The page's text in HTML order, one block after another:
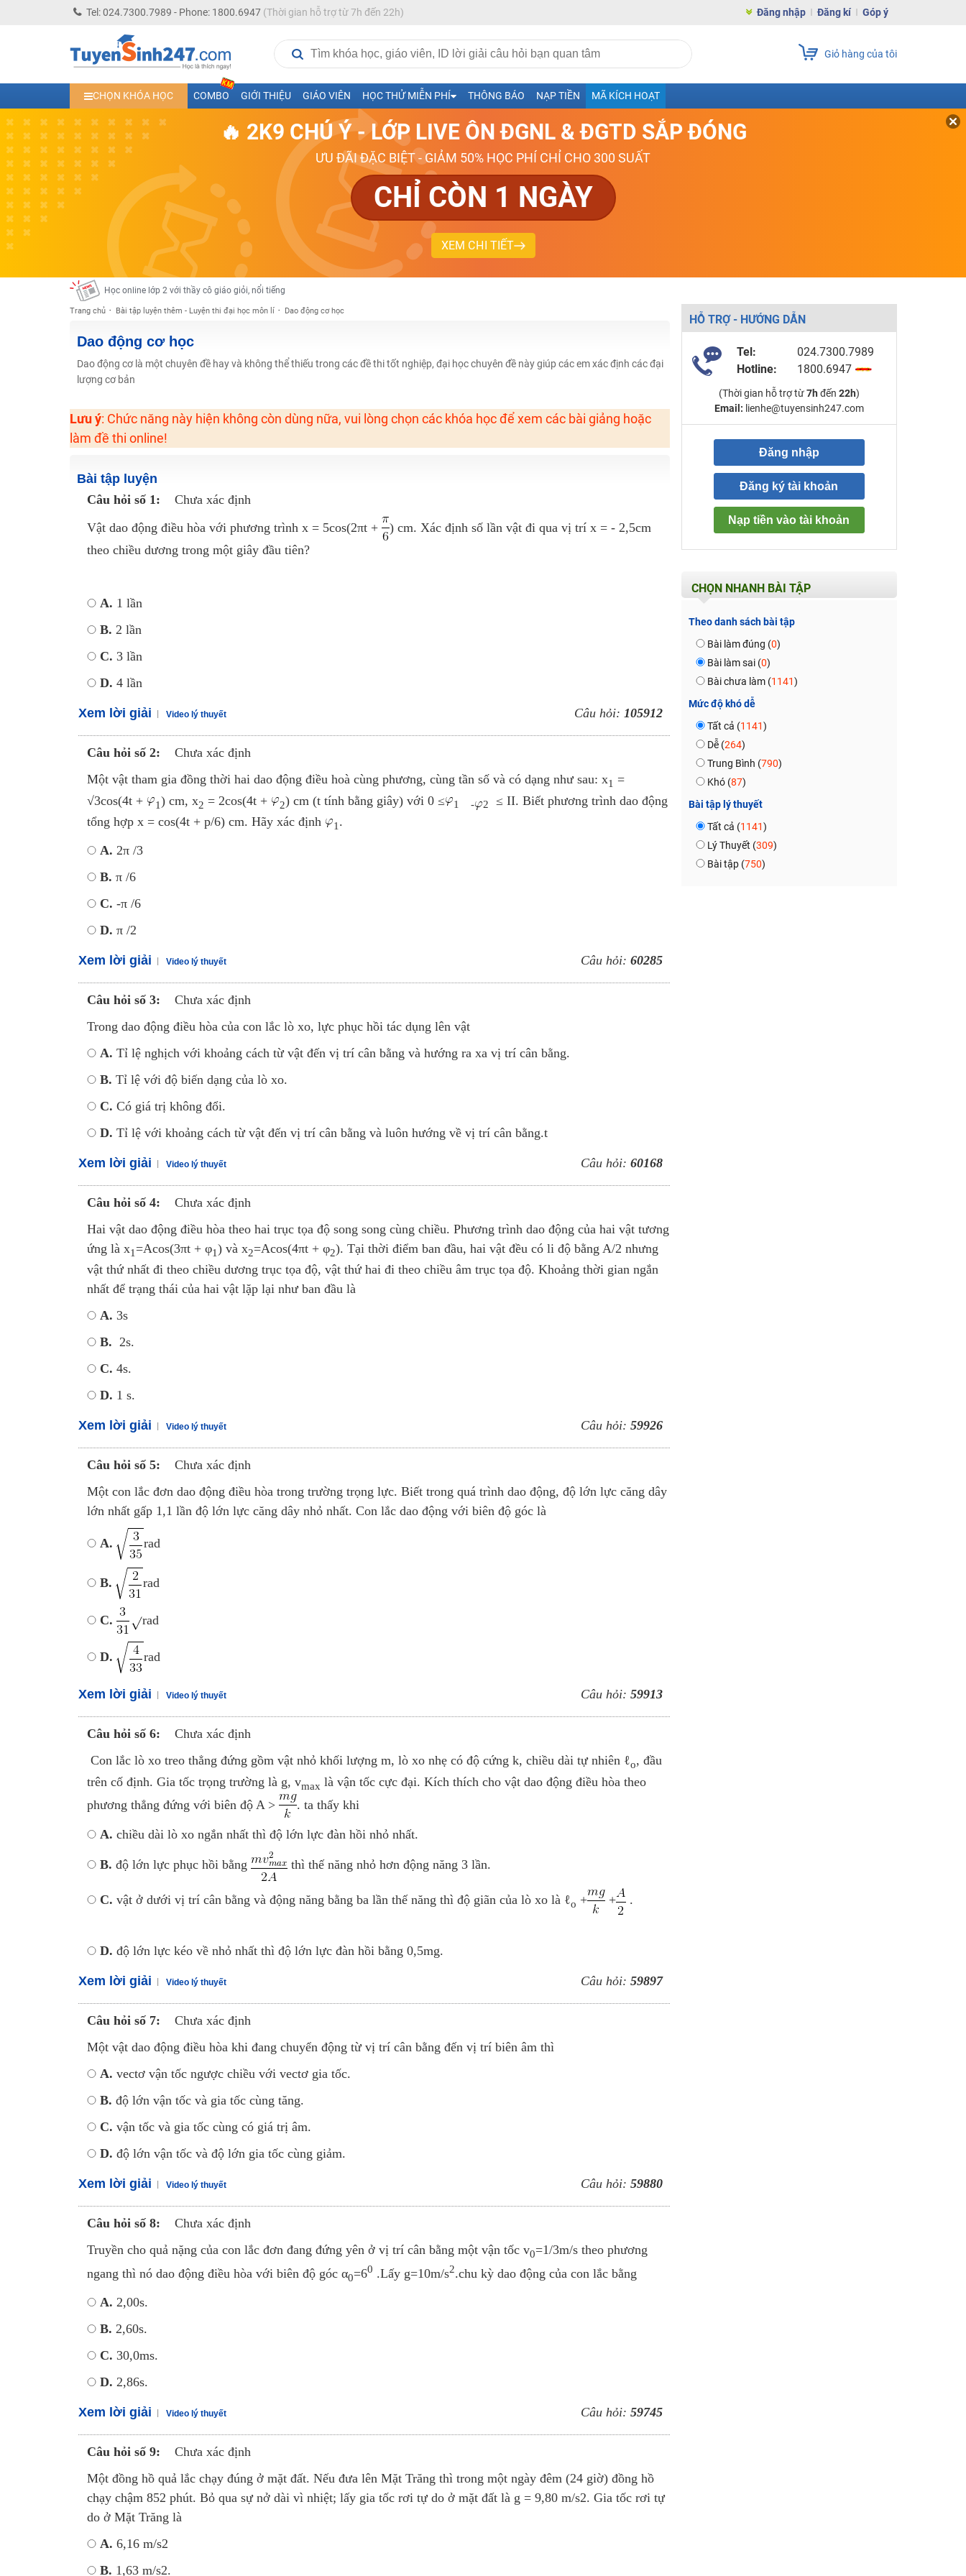
Tel: 024.7300.7989 - Phone: 1800.6947(Thời gian hỗ trợ từ 7h đến 22h) Đăng nhập Đăng kí Góp ý
Giỏ hàng của tôi
CHỌN KHÓA HỌC COMBO GIỚI THIỆU GIÁO VIÊN HỌC THỬ MIỄN PHÍ THÔNG BÁO NẠP TIỀN MÃ KÍCH HOẠT
🔥 2K9 CHÚ Ý - LỚP LIVE ÔN ĐGNL & ĐGTD SẮP ĐÓNG
ƯU ĐÃI ĐẶC BIỆT - GIẢM 50% HỌC PHÍ CHỈ CHO 300 SUẤT
CHỈ CÒN 1 NGÀY
XEM CHI TIẾT
Học trực tuyến lớp 10 các môn Toán - Lý - Hóa - Văn - Anh- Sinh-Sử-Địa cùng Thầy Cô giỏi, nổi tiếng
Học trực tuyến lớp 11 đủ môn cùng Thầy Cô giỏi, nổi tiếng
Học online lớp 5 cùng thầy cô giáo giỏi, nổi tiếng
Học online lớp 6 cùng thầy cô giỏi, nổi tiếng
Học online lớp 8 cùng thầy cô giáo giỏi
2K13! Bứt Phá Lớp 5 Năm Học 2023 - 2024
Học online lớp 4 cùng thầy cô giáo giỏi, nổi tiếng
Học online lớp 3 cùng thầy cô giáo giỏi, nổi tiếng
Học online lớp 2 với thầy cô giáo giỏi, nổi tiếng
2K6! Lộ Trình Sun 2024 - Ba bước luyện thi TN THPT - ĐH ít nhất 25 điểm
Hot! Lễ hội đồng giá 449K - 499K toàn bộ khoá học tại Tuyensinh247 (Từ 16-18/07/2025)
Khuyến Mãi Khoá Học 1K Chỉ Từ 11-13/09/2024
Đồng giá khóa học 499K - 399K (13/11-15/11)
Khai giảng khóa Ngữ văn 7 - xây nền vững chắc cho tương lai!
Luyện thi vào lớp 10 môn Toán, Văn, Hóa, Anh, Lý với giáo viên giỏi và nổi tiếng
Trang chủ Bài tập luyện thêm - Luyện thi đại học môn lí Dao động cơ học
Dao động cơ học
Dao động cơ là một chuyên đề hay và không thể thiếu trong các đề thi tốt nghiệp, đại học chuyên đề này giúp các em xác định các đại
lượng cơ bản
Lưu ý: Chức năng này hiện không còn dùng nữa, vui lòng chọn các khóa học để xem các bài giảng hoặc
làm đề thi online!
Bài tập luyện
Câu hỏi số 1:
Chưa xác định
Vật dao động điều hòa với phương trình x = 5cos(2πt +
) cm. Xác định số lần vật đi qua vị trí x = - 2,5cm
theo chiều dương trong một giây đầu tiên?
A. 1 lần
B. 2 lần
C. 3 lần
D. 4 lần
Xem lời giải Video lý thuyết Câu hỏi: 105912
Câu hỏi số 2:
Chưa xác định
Một vật tham gia đồng thời hai dao động điều hoà cùng phương, cùng tần số và có dạng như sau: x1 =
√3cos(4t +
1) cm, x2 = 2cos(4t + 2) cm (t tính bằng giây) với 0 ≤ 1 - 2
≤ II. Biết phương trình dao động
tổng hợp x = cos(4t + p/6) cm. Hãy xác định
1 .
A. 2π /3
B. π /6
C. -π /6
D. π /2
Xem lời giải Video lý thuyết Câu hỏi: 60285
Câu hỏi số 3:
Chưa xác định
Trong dao động điều hòa của con lắc lò xo, lực phục hồi tác dụng lên vật
A. Tỉ lệ nghịch với khoảng cách từ vật đến vị trí cân bằng và hướng ra xa vị trí cân bằng.
B. Tỉ lệ với độ biến dạng của lò xo.
C. Có giá trị không đổi.
D. Tỉ lệ với khoảng cách từ vật đến vị trí cân bằng và luôn hướng về vị trí cân bằng.t
Xem lời giải Video lý thuyết Câu hỏi: 60168
Câu hỏi số 4:
Chưa xác định
Hai vật dao động điều hòa theo hai trục tọa độ song song cùng chiều. Phương trình dao động của hai vật tương
ứng là x1 =Acos(3πt + φ1) và x2=Acos(4πt + φ2). Tại thời điểm ban đầu, hai vật đều có li độ bằng A/2 nhưng
vật thứ nhất đi theo chiều dương trục tọa độ, vật thứ hai đi theo chiều âm trục tọa độ. Khoảng thời gian ngắn
nhất để trạng thái của hai vật lặp lại như ban đầu là
A. 3s
B. 2s.
C. 4s.
D. 1 s.
Xem lời giải Video lý thuyết Câu hỏi: 59926
Câu hỏi số 5:
Chưa xác định
Một con lắc đơn dao động điều hòa trong trường trọng lực. Biết trong quá trình dao động, độ lớn lực căng dây
lớn nhất gấp 1,1 lần độ lớn lực căng dây nhỏ nhất. Con lắc dao động với biên độ góc là
A. rad
B. rad
C. rad
D. rad
Xem lời giải Video lý thuyết Câu hỏi: 59913
Câu hỏi số 6:
Chưa xác định
Con lắc lò xo treo thẳng đứng gồm vật nhỏ khối lượng m, lò xo nhẹ có độ cứng k, chiều dài tự nhiên ℓo, đầu
trên cố định. Gia tốc trọng trường là g, vmax là vận tốc cực đại. Kích thích cho vật dao động điều hòa theo
phương thẳng đứng với biên độ A >
. ta thấy khi
A. chiều dài lò xo ngắn nhất thì độ lớn lực đàn hồi nhỏ nhất.
B. độ lớn lực phục hồi bằng thì thế năng nhỏ hơn động năng 3 lần.
C. vật ở dưới vị trí cân bằng và động năng bằng ba lần thế năng thì độ giãn của lò xo là ℓo + + .
D. độ lớn lực kéo về nhỏ nhất thì độ lớn lực đàn hồi bằng 0,5mg.
Xem lời giải Video lý thuyết Câu hỏi: 59897
Câu hỏi số 7:
Chưa xác định
Một vật dao động điều hòa khi đang chuyển động từ vị trí cân bằng đến vị trí biên âm thì
A. vectơ vận tốc ngược chiều với vectơ gia tốc.
B. độ lớn vận tốc và gia tốc cùng tăng.
C. vận tốc và gia tốc cùng có giá trị âm.
D. độ lớn vận tốc và độ lớn gia tốc cùng giảm.
Xem lời giải Video lý thuyết Câu hỏi: 59880
Câu hỏi số 8:
Chưa xác định
Truyền cho quả nặng của con lắc đơn đang đứng yên ở vị trí cân bằng một vận tốc v0=1/3m/s theo phương
ngang thì nó dao động điều hòa với biên độ góc α0=60 .Lấy g=10m/s2.chu kỳ dao động của con lắc bằng
A. 2,00s.
B. 2,60s.
C. 30,0ms.
D. 2,86s.
Xem lời giải Video lý thuyết Câu hỏi: 59745
Câu hỏi số 9:
Chưa xác định
Một đồng hồ quả lắc chạy đúng ở mặt đất. Nếu đưa lên Mặt Trăng thì trong một ngày đêm (24 giờ) đồng hồ
chạy chậm 852 phút. Bỏ qua sự nở dài vì nhiệt; lấy gia tốc rơi tự do ở mặt đất là g = 9,80 m/s2. Gia tốc rơi tự
do ở Mặt Trăng là
A. 6,16 m/s2
B. 1,63 m/s2.
HỖ TRỢ - HƯỚNG DẪN
Tel:
024.7300.7989
Hotline:
1800.6947
(Thời gian hỗ trợ từ7h đến 22h)
Email: lienhe@tuyensinh247.com
Đăng nhập
Đăng ký tài khoản
Nạp tiền vào tài khoản
CHỌN NHANH BÀI TẬP
Theo danh sách bài tập
Bài làm đúng (0)
Bài làm sai (0)
Bài chưa làm (1141)
Mức độ khó dễ
Tất cả (1141)
Dễ (264)
Trung Bình (790)
Khó (87)
Bài tập lý thuyết
Tất cả (1141)
Lý Thuyết (309)
Bài tập (750)